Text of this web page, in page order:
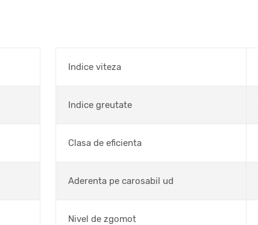
Indice viteza
Indice greutate
Clasa de eficienta
Aderenta pe carosabil ud
Nivel de zgomot